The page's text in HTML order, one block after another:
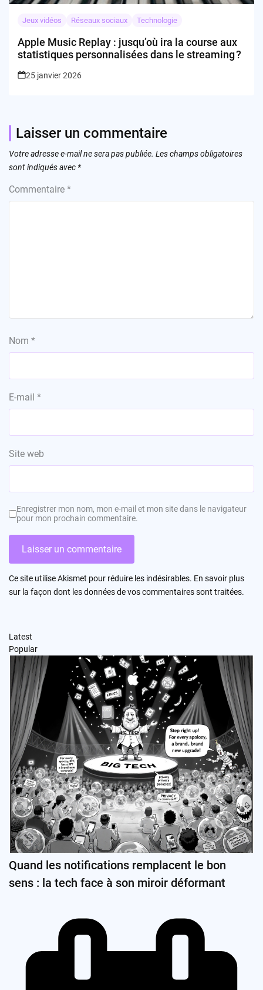
Jeux vidéos Réseaux sociaux Technologie
Apple Music Replay : jusqu’où ira la course aux
statistiques personnalisées dans le streaming ?
25 janvier 2026
Laisser un commentaire
Votre adresse e-mail ne sera pas publiée. Les champs obligatoires
sont indiqués avec *
Commentaire *
Nom *
E-mail *
Site web
Enregistrer mon nom, mon e-mail et mon site dans le navigateur
pour mon prochain commentaire.
Ce site utilise Akismet pour réduire les indésirables. En savoir plus
sur la façon dont les données de vos commentaires sont traitées.
Latest
Popular
Quand les notifications remplacent le bon
sens : la tech face à son miroir déformant